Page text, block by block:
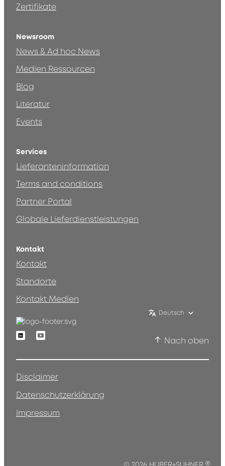
Zertifikate
Newsroom
News & Ad hoc News
Medien Ressourcen
Blog
Literatur
Events
Services
Lieferanteninformation
Terms and conditions
Partner Portal
Globale Lieferdienstleistungen
Kontakt
Kontakt
Standorte
Kontakt Medien
Deutsch
LinkedinYoutube
Nach oben
Disclaimer
Datenschutzerklärung
Impressum